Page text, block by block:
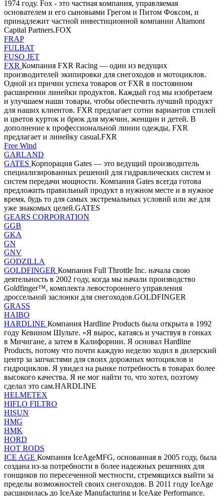
1974 году. Fox - это частная компания, управляемая
основателем и его сыновьями Грегом и Питом Фоксом, и
принадлежит частной инвестиционной компании Altamont
Capital Partners.FOX
FRAP
FULBAT
FUSO JET
FXR Компания FXR Racing — один из ведущих
производителей экипировки для снегоходов и мотоциклов.
Одной из причин успеха товаров от FXR в постоянном
расширении линейки продуктов. Каждый год мы изобретаем
и улучшаем наши товары, чтобы обеспечить лучший продукт
для наших клиентов. FXR предлагает сотни вариантов стилей
и цветов курток и брюк для мужчин, женщин и детей. В
дополнение к профессиональной линии одежды, FXR
предлагает и линейку casual.FXR
Free Wind
GARLAND
GATES Корпорация Gates — это ведущий производитель
специализированных решений для гидравлических систем и
систем передачи мощности. Компания Gates всегда готова
предложить правильный продукт в нужном месте и в нужное
время, будь то для самых экстремальных условий или же для
уже знакомых целей.GATES
GEARS CORPORATION
GGB
GKA
GN
GNV
GODZILLA
GOLDFINGER Компания Full Throttle Inc. начала свою
деятельность в 2002 году, когда мы начали производство
Goldfinger™, комплекта левостороннего управления
дроссельной заслонки для снегоходов.GOLDFINGER
GRASS
HAIBO
HARDLINE Компания Hardline Products была открыта в 1992
году Кевином Шульте. «Я вырос, катаясь и участвуя в гонках
в Мичигане, а затем в Калифорнии. Я основал Hardline
Products, потому что почти каждую неделю ходил в дилерский
центр за запчастями для своих дорожных мотоциклов и
гидроциклов. Я увидел на рынке потребность в товарах более
высокого качества. Я не мог найти то, что хотел, поэтому
сделал это сам.HARDLINE
HELMETEX
HIFLO FILTRO
HISUN
HMG
HMK
HORD
HOT RODS
ICE AGE Компания IceAgeMFG, основанная в 2005 году, была
создана из-за потребности в более надежных решениях для
гонщиков по пересеченной местности, стремящихся выйти за
пределы возможностей своих снегоходов. В 2011 году IceAge
расширилась до IceAge Manufacturing и IceAge Performance.